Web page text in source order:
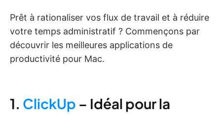
Prêt à rationaliser vos flux de travail et à réduire
votre temps administratif ? Commençons par
découvrir les meilleures applications de
productivité pour Mac.
1. ClickUp – Idéal pour la